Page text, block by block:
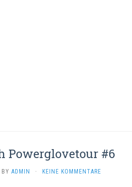
Powerglovetour #6
BY ADMIN · KEINE KOMMENTARE